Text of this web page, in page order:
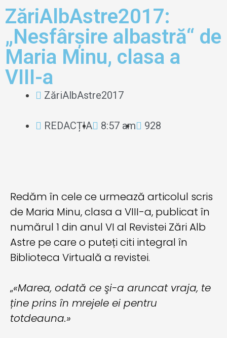
ZăriAlbAstre2017:
„Nesfârșire albastră“ de
Maria Minu, clasa a
VIII-a
ZăriAlbAstre2017
REDACȚIA 8:57 am 928
Redăm în cele ce urmează articolul scris
de Maria Minu, clasa a VIII-a, publicat în
numărul 1 din anul VI al Revistei Zări Alb
Astre pe care o puteți citi integral în
Biblioteca Virtuală a revistei.
„«Marea, odată ce şi-a aruncat vraja, te
ține prins în mrejele ei pentru
totdeauna.»